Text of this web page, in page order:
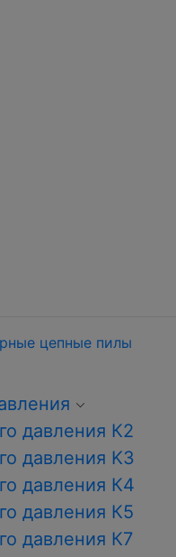
цепные пилы
давления К2
давления K3
давления К4
давления К5
давления К7